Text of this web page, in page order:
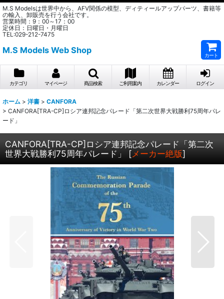
M.S Modelsは世界中から、AFV関係の模型、ディティールアップパーツ、書籍等
の輸入、卸販売を行う会社です。
営業時間：9：00～17：00
定休日：日曜日・月曜日
TEL:029-212-7475
M.S Models Web Shop
カート
カテゴリ マイページ 商品検索 ご利用案内 カレンダー ログイン
ホーム > 洋書 > CANFORA
> CANFORA[TRA-CP]ロシア連邦記念パレード「第二次世界大戦勝利75周年パレ
ード」
CANFORA[TRA-CP]ロシア連邦記念パレード「第二次
世界大戦勝利75周年パレード」
[メーカー絶版]